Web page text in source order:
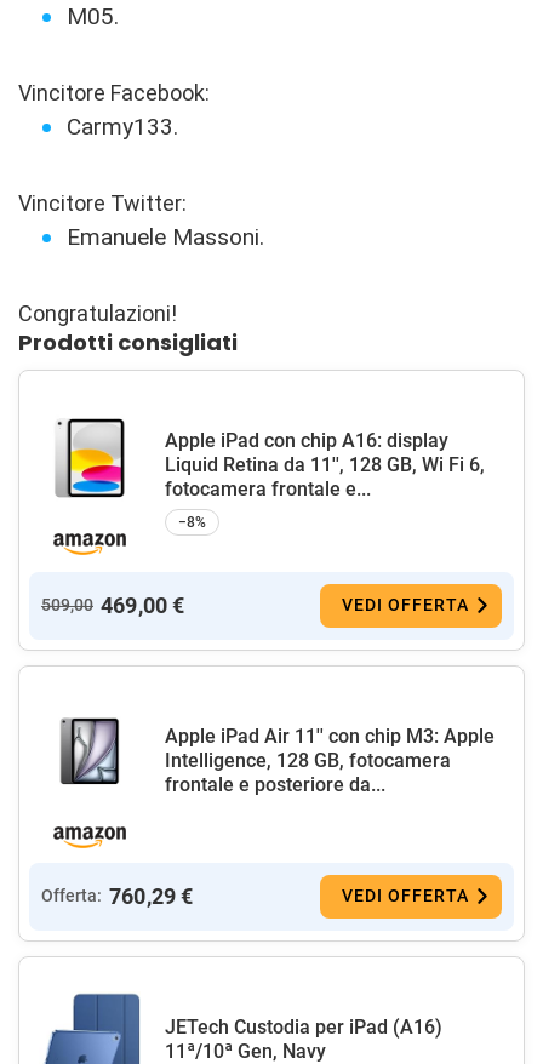
M05.
Vincitore Facebook:
Carmy133.
Vincitore Twitter:
Emanuele Massoni.
Congratulazioni!
Prodotti consigliati
Apple iPad con chip A16: display
Liquid Retina da 11'', 128 GB, Wi Fi 6,
fotocamera frontale e...
−8%
509,00 469,00 € VEDI OFFERTA
Apple iPad Air 11'' con chip M3: Apple
Intelligence, 128 GB, fotocamera
frontale e posteriore da...
Offerta: 760,29 € VEDI OFFERTA
JETech Custodia per iPad (A16)
11ª/10ª Gen, Navy